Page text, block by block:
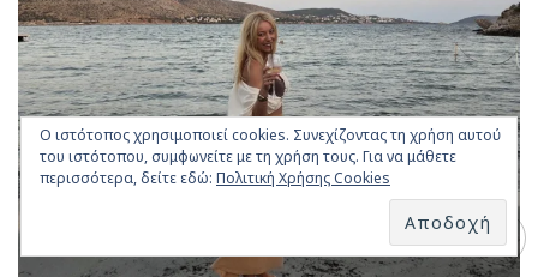
Ο ιστότοπος χρησιμοποιεί cookies. Συνεχίζοντας τη χρήση αυτού
του ιστότοπου, συμφωνείτε με τη χρήση τους. Για να μάθετε
περισσότερα, δείτε εδώ: Πολιτική Χρήσης Cookies